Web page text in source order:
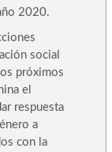
2020.
social
próximos
el
respuesta
a
con la